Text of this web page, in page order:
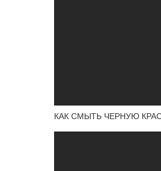
КАК СМЫТЬ ЧЕРНУЮ